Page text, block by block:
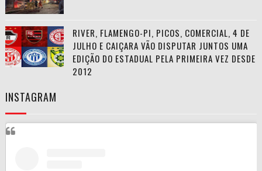
RIVER, FLAMENGO-PI, PICOS, COMERCIAL, 4 DE
JULHO E CAIÇARA VÃO DISPUTAR JUNTOS UMA
EDIÇÃO DO ESTADUAL PELA PRIMEIRA VEZ DESDE
2012
INSTAGRAM